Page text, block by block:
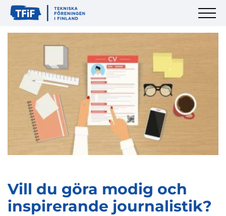
Vill du göra modig och
inspirerande journalistik?